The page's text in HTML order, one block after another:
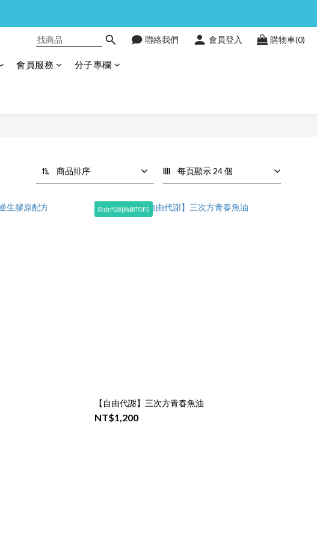
聯絡我們 會員登入 購物車(0)
會員服務 分子專欄
商品排序 每頁顯示 24 個
自由代謝|熱銷TOP2
【自由代謝】三次方青春魚油
NT$1,200